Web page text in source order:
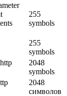
255
symbols
255
symbols
2048
symbols
2048
символов